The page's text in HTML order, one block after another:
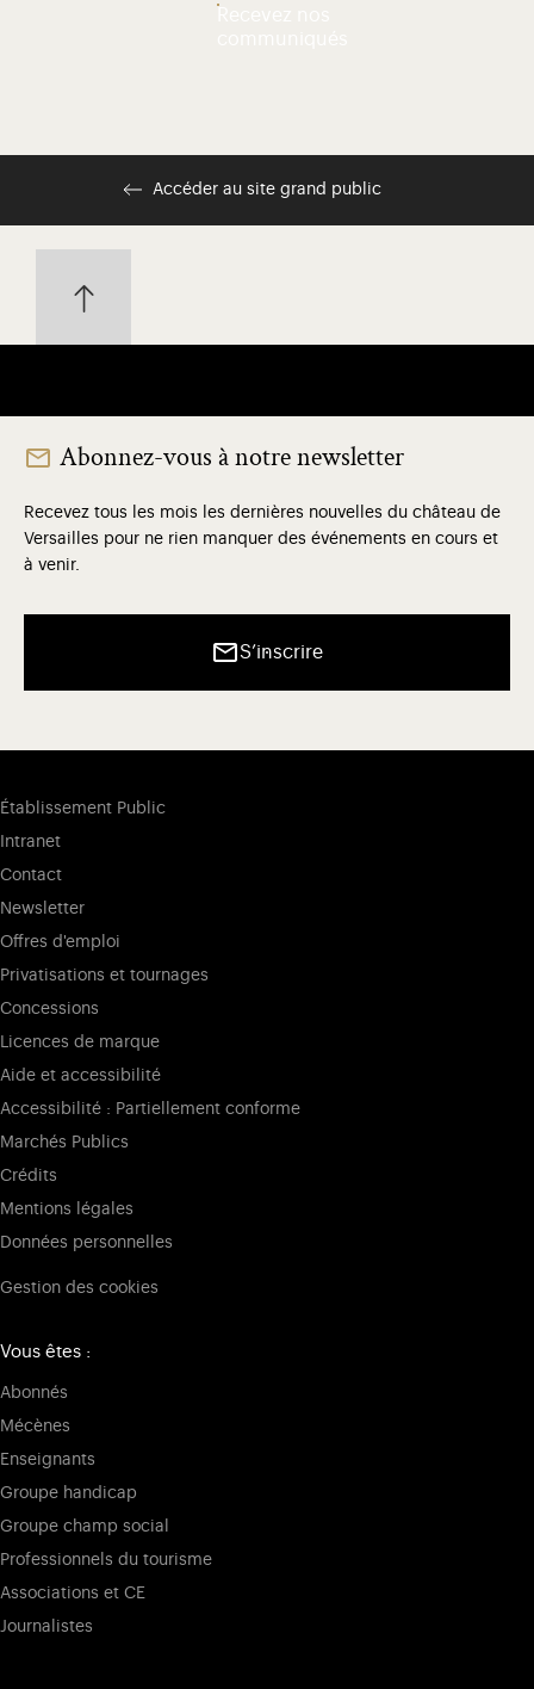
Accéder au site grand public
Abonnez-vous à notre newsletter
Recevez tous les mois les dernières nouvelles du château de
Versailles pour ne rien manquer des événements en cours et
à venir.
S’inscrire
Établissement Public
Intranet
Contact
Newsletter
Offres d'emploi
Privatisations et tournages
Concessions
Licences de marque
Aide et accessibilité
Accessibilité : Partiellement conforme
Marchés Publics
Crédits
Mentions légales
Données personnelles
Gestion des cookies
Vous êtes :
Abonnés
Mécènes
Enseignants
Groupe handicap
Groupe champ social
Professionnels du tourisme
Associations et CE
Journalistes